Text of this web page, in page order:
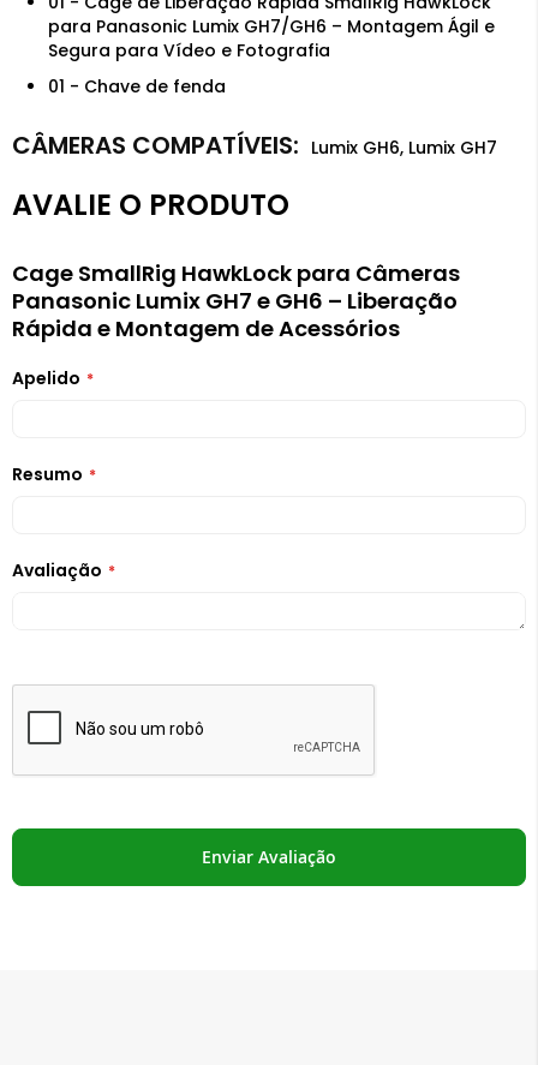
para Panasonic Lumix GH7/GH6 – Montagem Ágil e
Segura para Vídeo e Fotografia
01 - Chave de fenda
Lumix GH6, Lumix GH7
AVALIE O PRODUTO
Cage SmallRig HawkLock para Câmeras
Panasonic Lumix GH7 e GH6 – Liberação
Rápida e Montagem de Acessórios
Apelido
Resumo
Avaliação
Enviar Avaliação